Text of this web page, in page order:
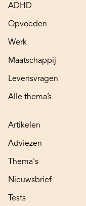
ADHD
Opvoeden
Werk
Maatschappij
Levensvragen
Alle thema’s
Artikelen
Adviezen
Thema's
Nieuwsbrief
Tests